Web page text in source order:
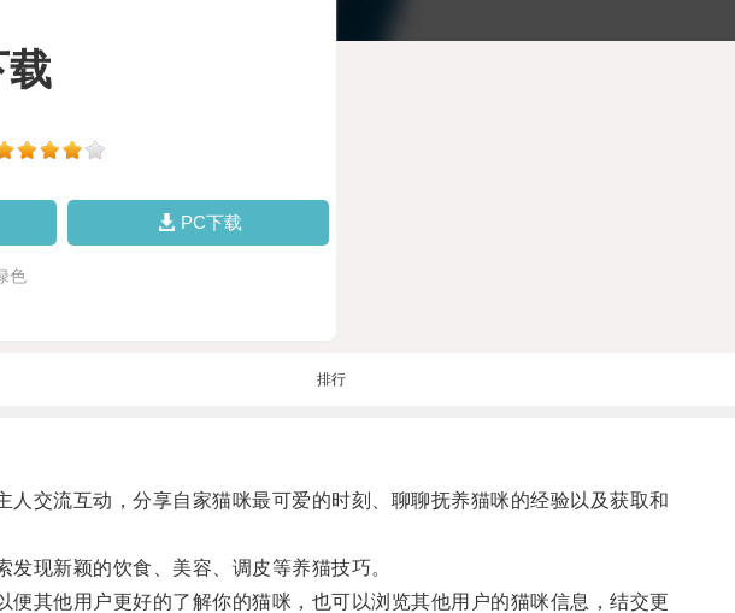
载
PC下载
色
排行
交流互动，分享自家猫咪最可爱的时刻、聊聊抚养猫咪的经验以及获取和
现新颖的饮食、美容、调皮等养猫技巧。
其他用户更好的了解你的猫咪，也可以浏览其他用户的猫咪信息，结交更